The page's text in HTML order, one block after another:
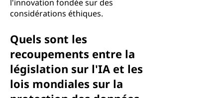
l'innovation fondée sur des
considérations éthiques.
Quels sont les
recoupements entre la
législation sur l'IA et les
lois mondiales sur la